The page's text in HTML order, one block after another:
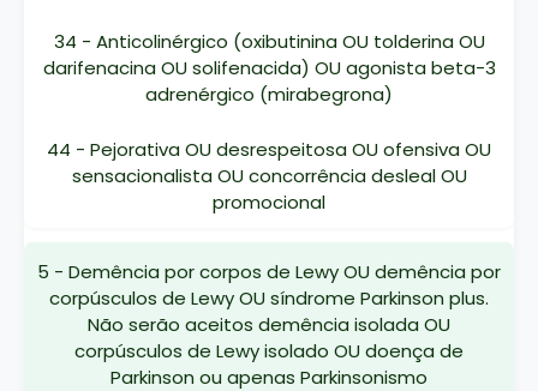
34 - Anticolinérgico (oxibutinina OU tolderina OU
darifenacina OU solifenacida) OU agonista beta-3
adrenérgico (mirabegrona)
44 - Pejorativa OU desrespeitosa OU ofensiva OU
sensacionalista OU concorrência desleal OU
promocional
5 - Demência por corpos de Lewy OU demência por
corpúsculos de Lewy OU síndrome Parkinson plus.
Não serão aceitos demência isolada OU
corpúsculos de Lewy isolado OU doença de
Parkinson ou apenas Parkinsonismo